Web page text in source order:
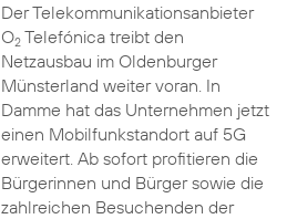
Der Telekommunikationsanbieter
O2Telefónica treibt den
Netzausbau im Oldenburger
Münsterland weiter voran. In
Damme hat das Unternehmen jetzt
einen Mobilfunkstandort auf 5G
erweitert. Ab sofort profitieren die
Bürgerinnen und Bürger sowie die
zahlreichen Besuchenden der